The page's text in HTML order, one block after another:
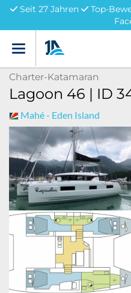
Seit 27 Jahren
Top-
Menü
Charter-Katamaran
Lagoon 46 | ID
Mahé - Eden Island